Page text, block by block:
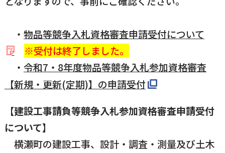
・ 物品等競争入札資格審査申請受付について
※受付は終了しました。
・ 令和7・8年度物品等競争入札参加資格審査
【新規・更新(定期)】の申請受付
【建設工事請負等競争入札参加資格審査申請受付
について】
横瀬町の建設工事、設計・調査・測量及び土木